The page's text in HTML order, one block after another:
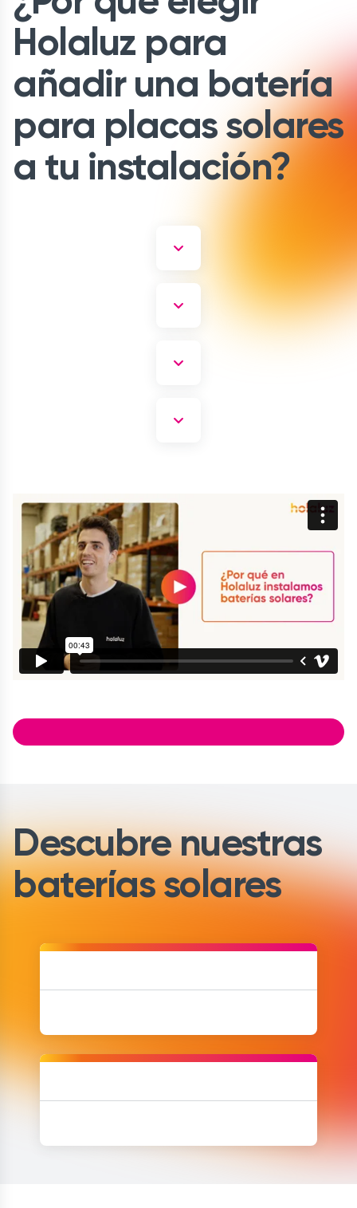
Holaluz para
añadir una batería
para placas solares
a tu instalación?
Descubre nuestras
baterías solares